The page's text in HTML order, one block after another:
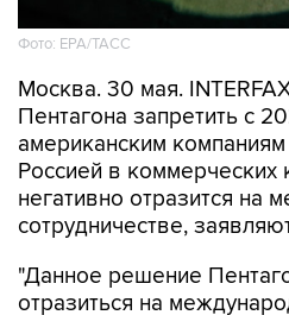
Фото: EPA/ТАСС
Москва. 30 мая.
Пентагона запретить с
американским компаниям
Россией в коммерческих
негативно отразится на
сотрудничестве,
"Данное решение
отразиться на